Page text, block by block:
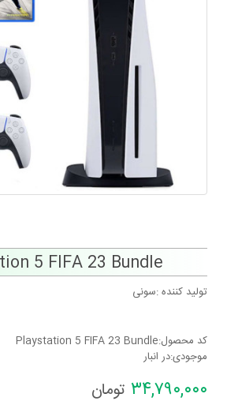
5 FIFA 23 Bundle
تولید کننده :سونی
کد محصول:Playstation 5 FIFA 23 Bundle
موجودی:در انبار
٣۴,٧٩٠,٠٠٠ تومان